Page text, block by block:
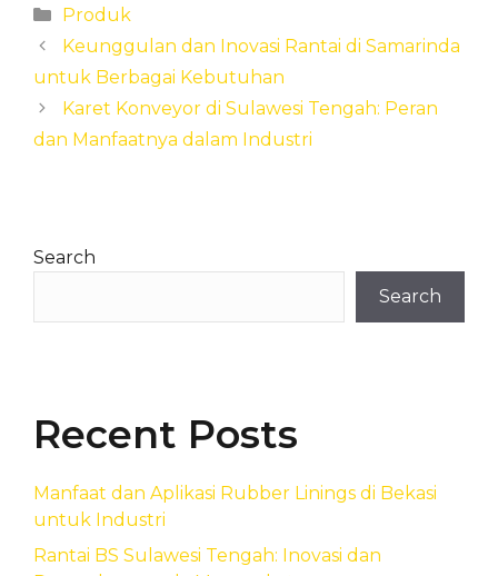
Categories
Produk
Keunggulan dan Inovasi Rantai di Samarinda
untuk Berbagai Kebutuhan
Karet Konveyor di Sulawesi Tengah: Peran
dan Manfaatnya dalam Industri
Search
Search
Recent Posts
Manfaat dan Aplikasi Rubber Linings di Bekasi
untuk Industri
Rantai BS Sulawesi Tengah: Inovasi dan